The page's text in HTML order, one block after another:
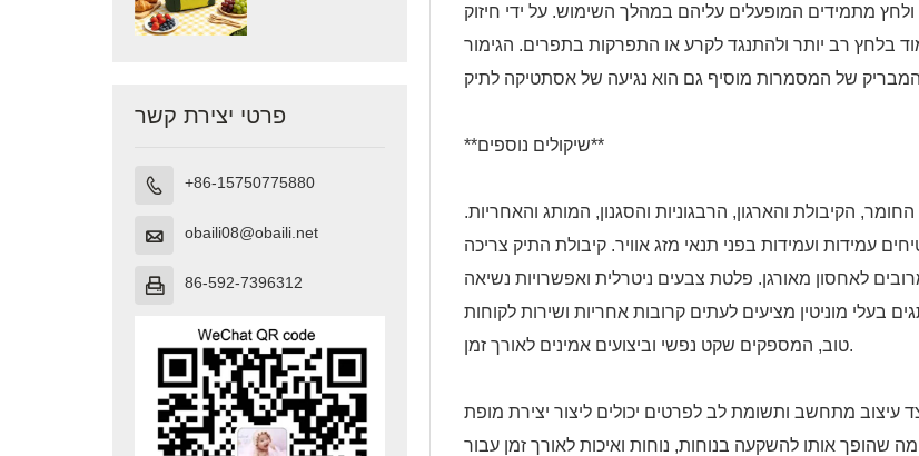
פרטי יצירת קשר
 +86-15750775880
 obaili08@obaili.net
 86-592-7396312
מתמידים המופעלים עליהם במהלך השימוש. על ידי חיזוק
בלחץ רב יותר ולהתנגד לקרע או התפרקות בתפרים. הגימור
**שיקולים נוספים**
הקיבולת והארגון, הרבגוניות והסגנון, המותג והאחריות.
עמידות ועמידות בפני תנאי מזג אוויר. קיבולת התיק צריכה
לאחסון מאורגן. פלטת צבעים ניטרלית ואפשרויות נשיאה
בעלי מוניטין מציעים לעתים קרובות אחריות ושירות לקוחות
טוב, המספקים שקט נפשי וביצועים אמינים לאורך זמן.
עיצוב מתחשב ותשומת לב לפרטים יכולים ליצור יצירת מופת
מה שהופך אותו להשקעה בנוחות, נוחות ואיכות לאורך זמן עבור